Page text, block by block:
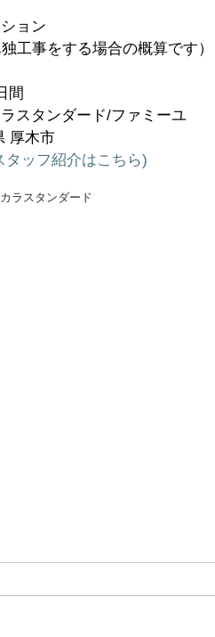
ョン
工事をする場合の概算です）
間
スタンダード/ファミーユ
厚木市
タッフ紹介はこちら)
ラスタンダード